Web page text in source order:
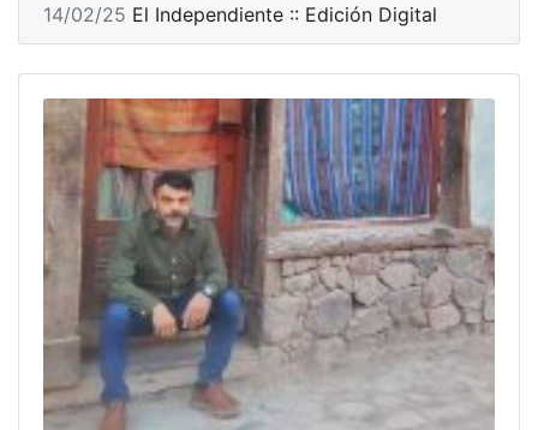
14/02/25 El Independiente :: Edición Digital